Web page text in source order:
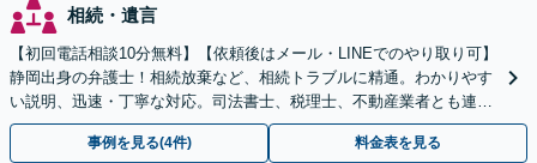
相続・遺言
【初回電話相談10分無料】【依頼後はメール・LINEでのやり取り可】
静岡出身の弁護士！相続放棄など、相続トラブルに精通。わかりやす
い説明、迅速・丁寧な対応。司法書士、税理士、不動産業者とも連携
し、遺産相続をトータルサポート【完全個室相談】
事例を見る(4件) 料金表を見る